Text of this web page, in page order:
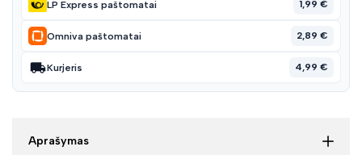
LP Express paštomatai 1,99 €
Omniva paštomatai 2,89 €
Kurjeris 4,99 €
Aprašymas